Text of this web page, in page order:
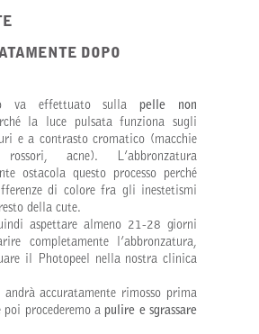
DOPO
va effettuato sulla pelle non
la luce pulsata funziona sugli
e a contrasto cromatico (macchie
acne). L’abbronzatura
ostacola questo processo perché
di colore fra gli inestetismi
della cute.
aspettare almeno 21-28 giorni
completamente l’abbronzatura,
il Photopeel nella nostra clinica
accuratamente rimosso prima
procederemo a pulire e sgrassare